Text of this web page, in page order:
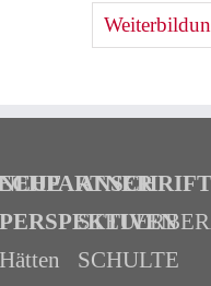
NEUE
PERSPEKTIVEN
Hätten
ANSCHRIFT
SCHULTE